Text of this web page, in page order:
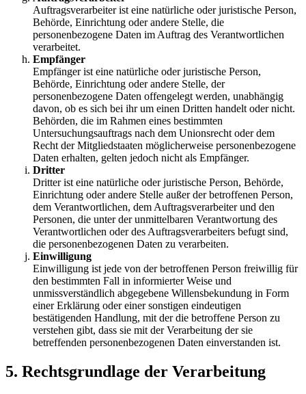
Auftragsverarbeiter ist eine natürliche oder juristische Person,
Behörde, Einrichtung oder andere Stelle, die
personenbezogene Daten im Auftrag des Verantwortlichen
verarbeitet.
Empfänger
Empfänger ist eine natürliche oder juristische Person,
Behörde, Einrichtung oder andere Stelle, der
personenbezogene Daten offengelegt werden, unabhängig
davon, ob es sich bei ihr um einen Dritten handelt oder nicht.
Behörden, die im Rahmen eines bestimmten
Untersuchungsauftrags nach dem Unionsrecht oder dem
Recht der Mitgliedstaaten möglicherweise personenbezogene
Daten erhalten, gelten jedoch nicht als Empfänger.
Dritter
Dritter ist eine natürliche oder juristische Person, Behörde,
Einrichtung oder andere Stelle außer der betroffenen Person,
dem Verantwortlichen, dem Auftragsverarbeiter und den
Personen, die unter der unmittelbaren Verantwortung des
Verantwortlichen oder des Auftragsverarbeiters befugt sind,
die personenbezogenen Daten zu verarbeiten.
Einwilligung
Einwilligung ist jede von der betroffenen Person freiwillig für
den bestimmten Fall in informierter Weise und
unmissverständlich abgegebene Willensbekundung in Form
einer Erklärung oder einer sonstigen eindeutigen
bestätigenden Handlung, mit der die betroffene Person zu
verstehen gibt, dass sie mit der Verarbeitung der sie
betreffenden personenbezogenen Daten einverstanden ist.
5. Rechtsgrundlage der Verarbeitung